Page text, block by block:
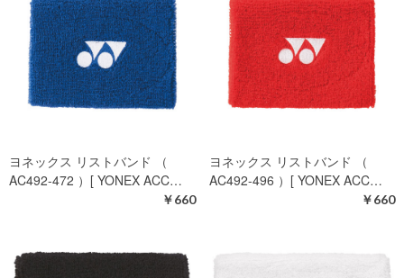
ヨネックス リストバンド （
AC492-472 ）[ YONEX ACC…
￥660
ヨネックス リストバンド （
AC492-496 ）[ YONEX ACC…
￥660